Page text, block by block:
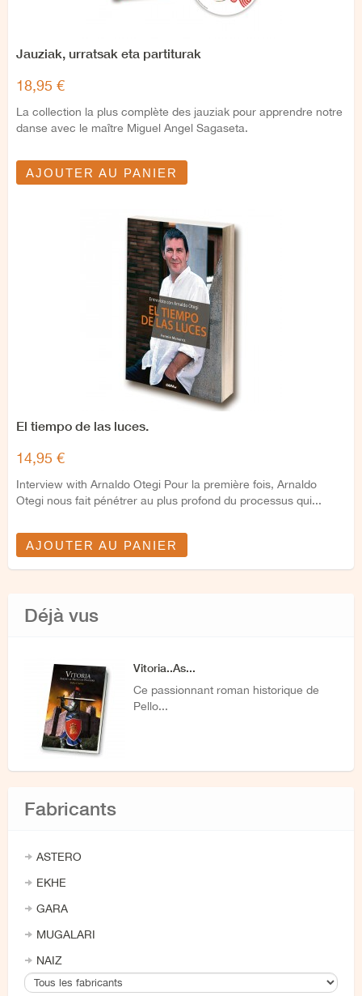
Jauziak, urratsak eta partiturak
18,95 €
La collection la plus complète des jauziak pour apprendre notre
danse avec le maître Miguel Angel Sagaseta.
AJOUTER AU PANIER
El tiempo de las luces.
14,95 €
Interview with Arnaldo Otegi Pour la première fois, Arnaldo
Otegi nous fait pénétrer au plus profond du processus qui...
AJOUTER AU PANIER
Déjà vus
Vitoria..As...
Ce passionnant roman historique de
Pello...
Fabricants
ASTERO
EKHE
GARA
MUGALARI
NAIZ